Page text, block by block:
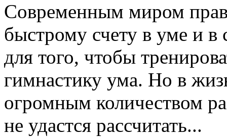
Современным миром
быстрому счету в уме и в
для того, чтобы
гимнастику ума. Но в
огромным количеством
не удастся рассчитать...